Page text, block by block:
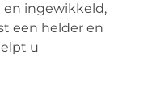
en ingewikkeld,
een helder en
u